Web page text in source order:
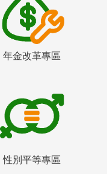
年金改革專區
性別平等專區